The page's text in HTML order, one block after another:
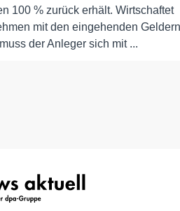
100 % zurück erhält. Wirtschaftet
mit den eingehenden Geldern
der Anleger sich mit ...